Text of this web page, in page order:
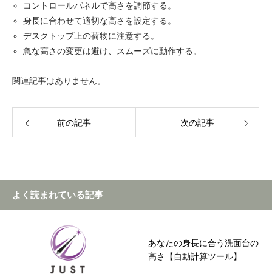
コントロールパネルで高さを調節する。
身長に合わせて適切な高さを設定する。
デスクトップ上の荷物に注意する。
急な高さの変更は避け、スムーズに動作する。
関連記事はありません。
前の記事 次の記事
よく読まれている記事
あなたの身長に合う洗面台の
高さ【自動計算ツール】